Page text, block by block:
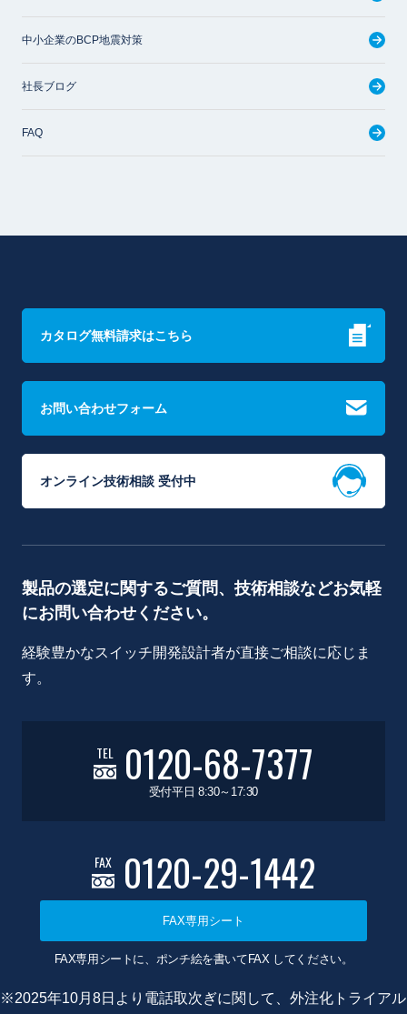
中小企業のBCP地震対策
社長ブログ
FAQ
カタログ無料請求はこちら
お問い合わせフォーム
オンライン技術相談 受付中
製品の選定に関するご質問、技術相談などお気軽
にお問い合わせください。
経験豊かなスイッチ開発設計者が直接ご相談に応じま
す。
TEL 0120-68-7377
受付平日 8:30～17:30
FAX 0120-29-1442
FAX専用シート
FAX専用シートに、ポンチ絵を書いてFAX してください。
※2025年10月8日より電話取次ぎに関して、外注化トライアル